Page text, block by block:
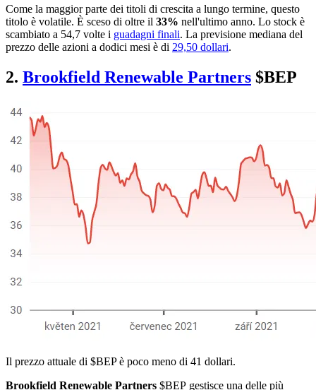
Come la maggior parte dei titoli di crescita a lungo termine, questo
titolo è volatile. È sceso di oltre il 33% nell'ultimo anno. Lo stock è
scambiato a 54,7 volte i guadagni finali. La previsione mediana del
prezzo delle azioni a dodici mesi è di 29,50 dollari.
2. Brookfield Renewable Partners $BEP
Il prezzo attuale di $BEPè poco meno di 41 dollari.
Brookfield Renewable Partners $BEP gestisce una delle più